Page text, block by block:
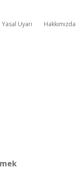
Yasal Uyarı Hakkımızda